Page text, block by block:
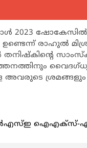
2023
രാഹുൽ
അവരുടെ ശ്രമങ്ങളും
ഐഎക്സ്-